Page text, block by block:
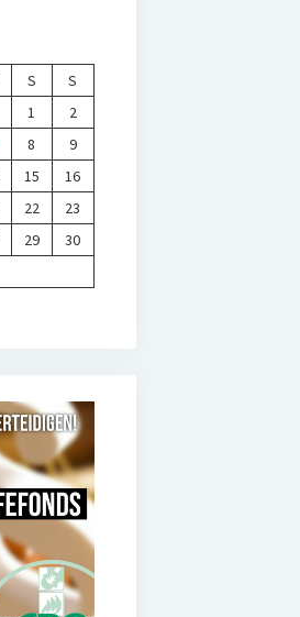
S
S
1
2
8
9
15
16
22
23
29
30